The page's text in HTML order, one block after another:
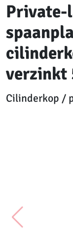
Private-
verzinkt
Cilinderkop /